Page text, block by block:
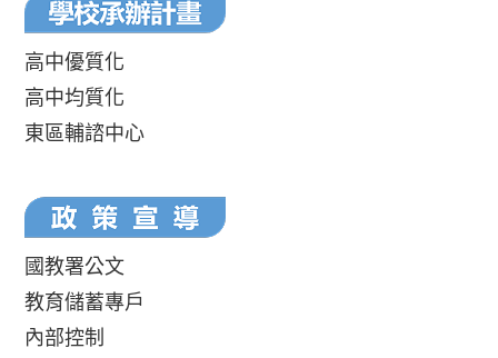
高中優質化
高中均質化
東區輔諮中心
國教署公文
教育儲蓄專戶
內部控制